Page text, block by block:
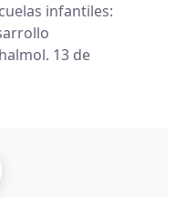
infantiles:
13 de